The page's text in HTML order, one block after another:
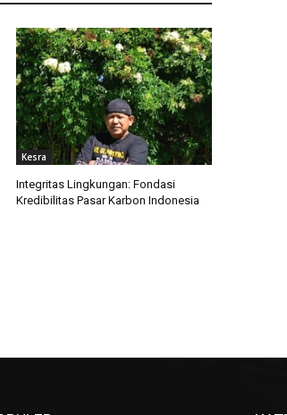
Kesra
Integritas Lingkungan: Fondasi
Kredibilitas Pasar Karbon Indonesia